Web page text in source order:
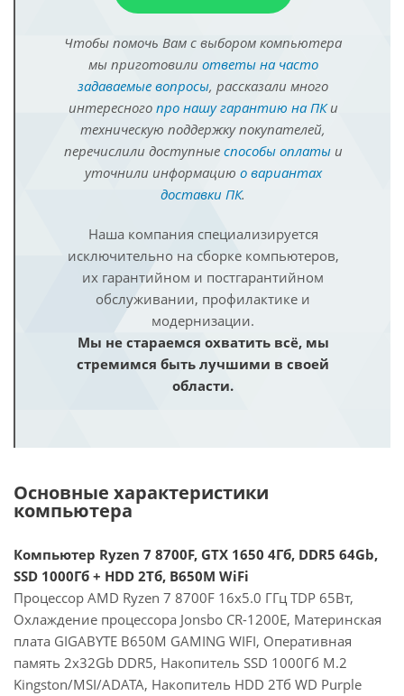
Чтобы помочь Вам с выбором компьютера
мы приготовили ответы на часто
задаваемые вопросы, рассказали много
интересного про нашу гарантию на ПКи
техническую поддержку покупателей,
перечислили доступные способы оплатыи
уточнили информацию о вариантах
доставки ПК.
Наша компания специализируется
исключительно на сборке компьютеров,
их гарантийном и постгарантийном
обслуживании, профилактике и
модернизации.
Мы не стараемся охватить всё, мы
стремимся быть лучшими в своей
области.
Основные характеристики
компьютера
Компьютер Ryzen 7 8700F, GTX 1650 4Гб, DDR5 64Gb,
SSD 1000Гб + HDD 2Тб, B650M WiFi
Процессор AMD Ryzen 7 8700F 16x5.0 ГГц TDP 65Вт,
Охлаждение процессора Jonsbo CR-1200E, Материнская
плата GIGABYTE B650M GAMING WIFI, Оперативная
память 2x32Gb DDR5, Накопитель SSD 1000Гб M.2
Kingston/MSI/ADATA, Накопитель HDD 2Тб WD Purple